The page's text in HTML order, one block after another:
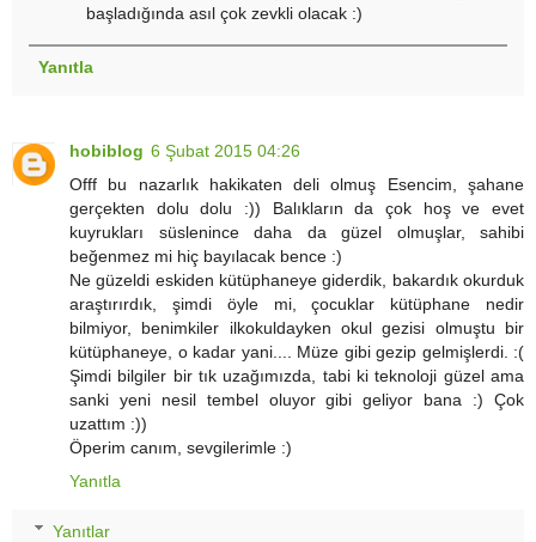
başladığında asıl çok zevkli olacak :)
Yanıtla
hobiblog 6 Şubat 2015 04:26
Offf bu nazarlık hakikaten deli olmuş Esencim, şahane
gerçekten dolu dolu :)) Balıkların da çok hoş ve evet
kuyrukları süslenince daha da güzel olmuşlar, sahibi
beğenmez mi hiç bayılacak bence :)
Ne güzeldi eskiden kütüphaneye giderdik, bakardık okurduk
araştırırdık, şimdi öyle mi, çocuklar kütüphane nedir
bilmiyor, benimkiler ilkokuldayken okul gezisi olmuştu bir
kütüphaneye, o kadar yani.... Müze gibi gezip gelmişlerdi. :(
Şimdi bilgiler bir tık uzağımızda, tabi ki teknoloji güzel ama
sanki yeni nesil tembel oluyor gibi geliyor bana :) Çok
uzattım :))
Öperim canım, sevgilerimle :)
Yanıtla
Yanıtlar